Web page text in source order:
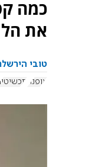
כמה
את
טובי
אופנה